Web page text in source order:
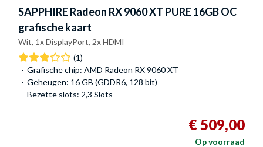
SAPPHIRE Radeon RX 9060 XT PURE 16GB OC
grafische kaart
Wit, 1x DisplayPort, 2x HDMI
(1)
Grafische chip: AMD Radeon RX 9060 XT
Geheugen: 16 GB (GDDR6, 128 bit)
Bezette slots: 2,3 Slots
€ 509,00
Op voorraad